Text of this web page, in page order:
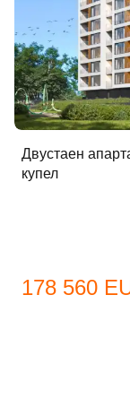
Двустаен
купел
178 560